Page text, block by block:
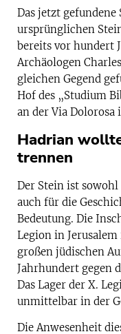
Das jetzt
ursprünglichen
bereits vor hundert
Archäologen
gleichen Gegend
Hof des „Studium
an der Via Dolorosa
Hadrian
trennen
Der Stein ist
auch für die
Bedeutung. Die
Legion in
großen jüdischen
Jahrhundert gegen
Das Lager der X.
unmittelbar in der
Die Anwesenheit